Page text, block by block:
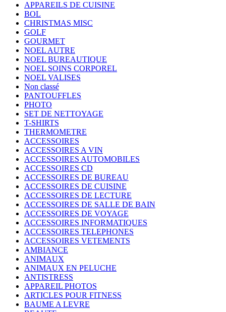
APPAREILS DE CUISINE
BOL
CHRISTMAS MISC
GOLF
GOURMET
NOEL AUTRE
NOEL BUREAUTIQUE
NOEL SOINS CORPOREL
NOEL VALISES
Non classé
PANTOUFFLES
PHOTO
SET DE NETTOYAGE
T-SHIRTS
THERMOMETRE
ACCESSOIRES
ACCESSOIRES A VIN
ACCESSOIRES AUTOMOBILES
ACCESSOIRES CD
ACCESSOIRES DE BUREAU
ACCESSOIRES DE CUISINE
ACCESSOIRES DE LECTURE
ACCESSOIRES DE SALLE DE BAIN
ACCESSOIRES DE VOYAGE
ACCESSOIRES INFORMATIQUES
ACCESSOIRES TELEPHONES
ACCESSOIRES VETEMENTS
AMBIANCE
ANIMAUX
ANIMAUX EN PELUCHE
ANTISTRESS
APPAREIL PHOTOS
ARTICLES POUR FITNESS
BAUME A LEVRE